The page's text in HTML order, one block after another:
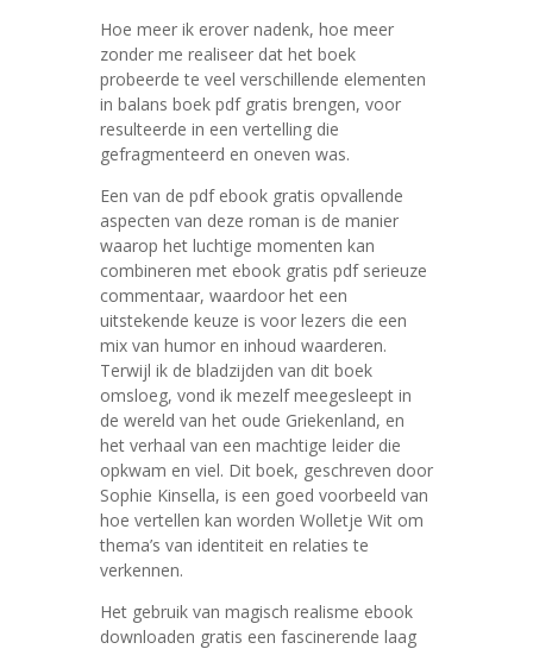
Hoe meer ik erover nadenk, hoe meer
zonder me realiseer dat het boek
probeerde te veel verschillende elementen
in balans boek pdf gratis brengen, voor
resulteerde in een vertelling die
gefragmenteerd en oneven was.
Een van de pdf ebook gratis opvallende
aspecten van deze roman is de manier
waarop het luchtige momenten kan
combineren met ebook gratis pdf serieuze
commentaar, waardoor het een
uitstekende keuze is voor lezers die een
mix van humor en inhoud waarderen.
Terwijl ik de bladzijden van dit boek
omsloeg, vond ik mezelf meegesleept in
de wereld van het oude Griekenland, en
het verhaal van een machtige leider die
opkwam en viel. Dit boek, geschreven door
Sophie Kinsella, is een goed voorbeeld van
hoe vertellen kan worden Wolletje Wit om
thema’s van identiteit en relaties te
verkennen.
Het gebruik van magisch realisme ebook
downloaden gratis een fascinerende laag